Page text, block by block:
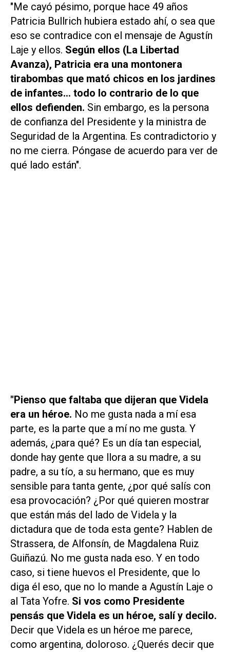
"Me cayó pésimo, porque hace 49 años
Patricia Bullrich hubiera estado ahí, o sea que
eso se contradice con el mensaje de Agustín
Laje y ellos. Según ellos (La Libertad
Avanza), Patricia era una montonera
tirabombas que mató chicos en los jardines
de infantes… todo lo contrario de lo que
ellos defienden. Sin embargo, es la persona
de confianza del Presidente y la ministra de
Seguridad de la Argentina. Es contradictorio y
no me cierra. Póngase de acuerdo para ver de
qué lado están".
"Pienso que faltaba que dijeran que Videla
era un héroe. No me gusta nada a mí esa
parte, es la parte que a mí no me gusta. Y
además, ¿para qué? Es un día tan especial,
donde hay gente que llora a su madre, a su
padre, a su tío, a su hermano, que es muy
sensible para tanta gente, ¿por qué salís con
esa provocación? ¿Por qué quieren mostrar
que están más del lado de Videla y la
dictadura que de toda esta gente? Hablen de
Strassera, de Alfonsín, de Magdalena Ruiz
Guiñazú. No me gusta nada eso. Y en todo
caso, si tiene huevos el Presidente, que lo
diga él eso, que no lo mande a Agustín Laje o
al Tata Yofre. Si vos como Presidente
pensás que Videla es un héroe, salí y decilo.
Decir que Videla es un héroe me parece,
como argentina, doloroso. ¿Querés decir que